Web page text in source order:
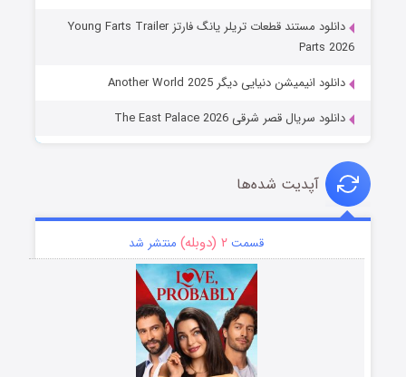
دانلود مستند قطعات تریلر یانگ فارتز Young Farts Trailer
Parts 2026
دانلود انیمیشن دنیایی دیگر Another World 2025
دانلود سریال قصر شرقی The East Palace 2026
آپدیت شده‌ها
قسمت ۲ (دوبله) منتشر شد